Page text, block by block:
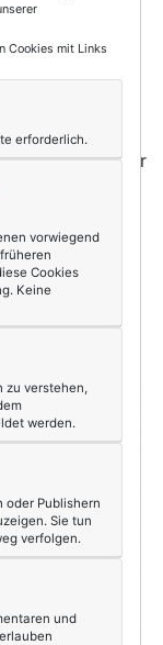
dem
würde ich
ist es
Silvester
So ein
niemandem)
Deines
Cookies mit Links
erforderlich.
vorwiegend
Cookies
Keine
zu verstehen,
werden.
oder Publishern
Sie tun
verfolgen.
und